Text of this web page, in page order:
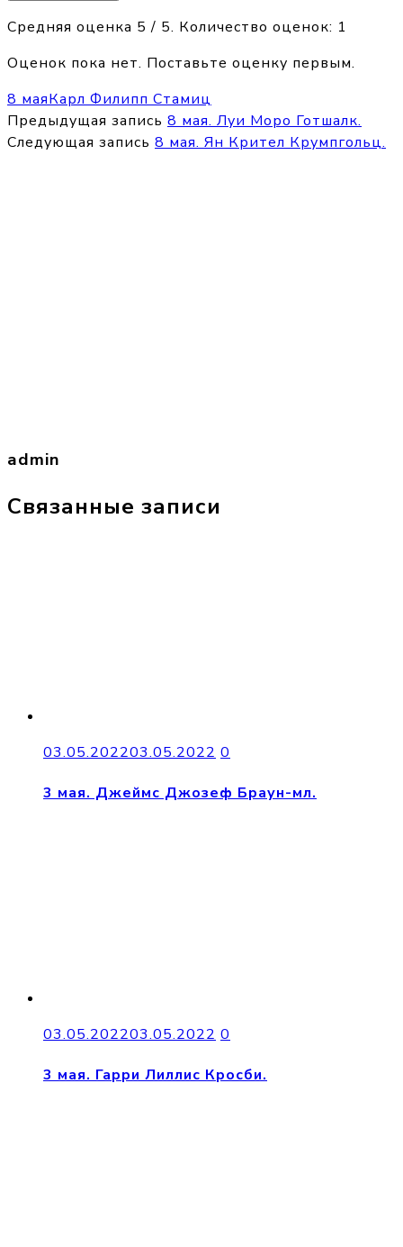
Средняя оценка 5 / 5. Количество оценок: 1
Оценок пока нет. Поставьте оценку первым.
8 маяКарл Филипп Стамиц
Предыдущая запись 8 мая. Луи Моро Готшалк.
Следующая запись 8 мая. Ян Крител Крумпгольц.
admin
Связанные записи
03.05.202203.05.2022 0
3 мая. Джеймс Джозеф Браун-мл.
03.05.202203.05.2022 0
3 мая. Гарри Лиллис Кросби.